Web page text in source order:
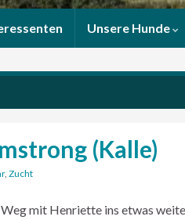
Unsere Hunde
(Kalle)
, Zucht
mit Henriette ins etwas